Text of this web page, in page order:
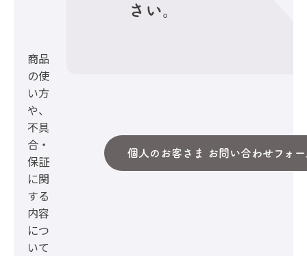
さい。
商品
の使
い方
や、
不具
合・
保証
に関
する
内容
につ
いて
個人のお客さま お問い合わせフォー